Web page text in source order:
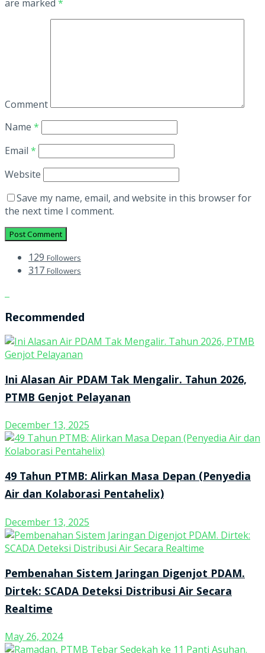
are marked *
Comment
Name *
Email *
Website
Save my name, email, and website in this browser for
the next time I comment.
129 Followers
317 Followers
Recommended
Ini Alasan Air PDAM Tak Mengalir. Tahun 2026,
PTMB Genjot Pelayanan
December 13, 2025
49 Tahun PTMB: Alirkan Masa Depan (Penyedia
Air dan Kolaborasi Pentahelix)
December 13, 2025
Pembenahan Sistem Jaringan Digenjot PDAM.
Dirtek: SCADA Deteksi Distribusi Air Secara
Realtime
May 26, 2024